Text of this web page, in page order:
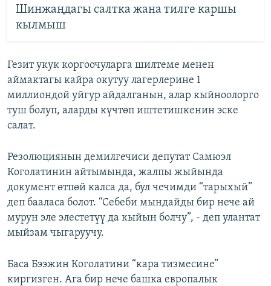
Шинжаңдагы салтка жана тилге каршы
кылмыш
Гезит укук коргоочуларга шилтеме менен
аймактагы кайра окутуу лагерлерине 1
миллиондой уйгур айдалганын, алар кыйноолорго
туш болуп, аларды күчтөп иштетишкенин эске
салат.
Резолюциянын демилгечиси депутат Самюэл
Коголатинин айтымында, жалпы жыйында
документ өтпөй калса да, бул чечимди “тарыхый”
деп бааласа болот. “Себеби мындайды бир нече ай
мурун эле элестетүү да кыйын болчу”, - деп улантат
мыйзам чыгаруучу.
Баса Бээжин Коголатини “кара тизмесине”
киргизген. Ага бир нече башка европалык